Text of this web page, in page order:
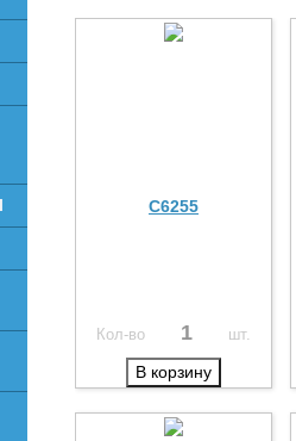
C6255
Кол-во шт.
В корзину